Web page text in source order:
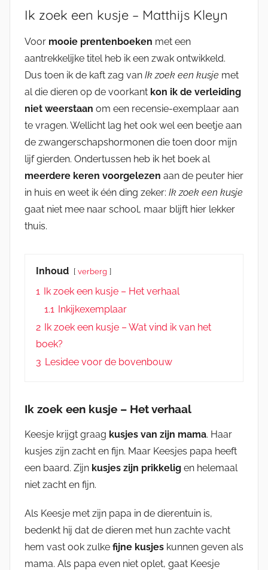
Ik zoek een kusje – Matthijs Kleyn
Voor mooie prentenboeken met een
aantrekkelijke titel heb ik een zwak ontwikkeld.
Dus toen ik de kaft zag van Ik zoek een kusje met
al die dieren op de voorkant kon ik de verleiding
niet weerstaan om een recensie-exemplaar aan
te vragen. Wellicht lag het ook wel een beetje aan
de zwangerschapshormonen die toen door mijn
lijf gierden. Ondertussen heb ik het boek al
meerdere keren voorgelezen aan de peuter hier
in huis en weet ik één ding zeker: Ik zoek een kusje
gaat niet mee naar school, maar blijft hier lekker
thuis.
Inhoud verberg
1 Ik zoek een kusje – Het verhaal
1.1 Inkijkexemplaar
2 Ik zoek een kusje – Wat vind ik van het
boek?
3 Lesidee voor de bovenbouw
Ik zoek een kusje – Het verhaal
Keesje krijgt graag kusjes van zijn mama. Haar
kusjes zijn zacht en fijn. Maar Keesjes papa heeft
een baard. Zijn kusjes zijn prikkelig en helemaal
niet zacht en fijn.
Als Keesje met zijn papa in de dierentuin is,
bedenkt hij dat de dieren met hun zachte vacht
hem vast ook zulke fijne kusjes kunnen geven als
mama. Als papa even niet oplet, gaat Keesje